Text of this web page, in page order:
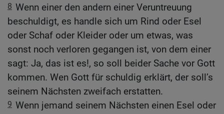
8 Wenn einer den andern einer Veruntreuung
beschuldigt, es handle sich um Rind oder Esel
oder Schaf oder Kleider oder um etwas, was
sonst noch verloren gegangen ist, von dem einer
sagt: Ja, das ist es!, so soll beider Sache vor Gott
kommen. Wen Gott für schuldig erklärt, der soll’s
seinem Nächsten zweifach erstatten.
9 Wenn jemand seinem Nächsten einen Esel oder